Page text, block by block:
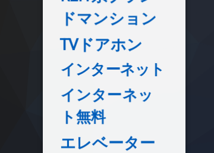
ドマンション
TVドアホン
インターネット
インターネッ
ト無料
エレベーター